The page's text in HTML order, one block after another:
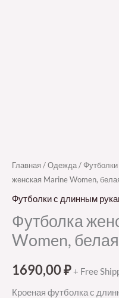
Главная /Одежда/
женская Marine Women,
Футболки с длинным
Футболка
Women,
1690,00₽+ Free
Кроеная футболка с